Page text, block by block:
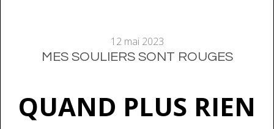
12 mai 2023
MES SOULIERS SONT ROUGES
QUAND PLUS RIEN